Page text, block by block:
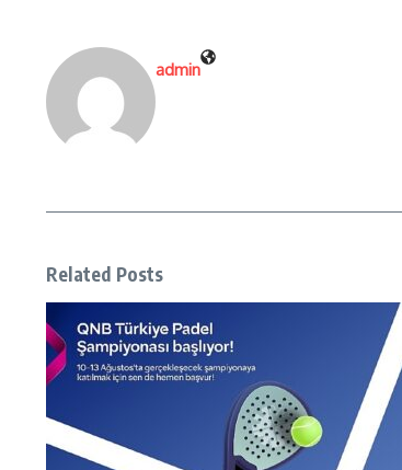
admin
Related Posts